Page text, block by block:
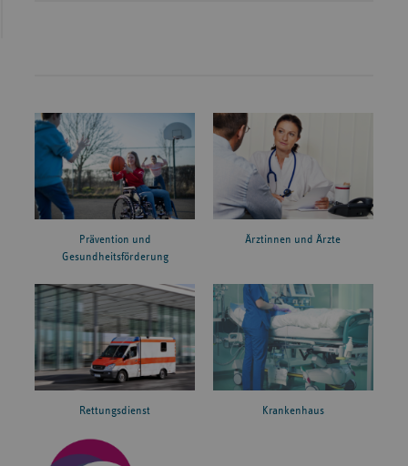
Prävention und
Gesundheitsförderung
Ärztinnen und Ärzte
Rettungsdienst Krankenhaus